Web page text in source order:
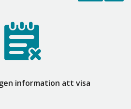
information att visa